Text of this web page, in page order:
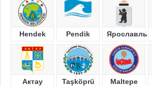
Hendek Pendik Ярославль
Актау Taşköprü Maltepe